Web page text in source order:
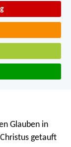
Glauben in
getauft